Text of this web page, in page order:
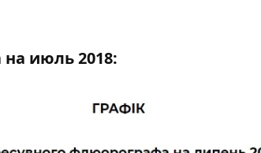
июль 2018: